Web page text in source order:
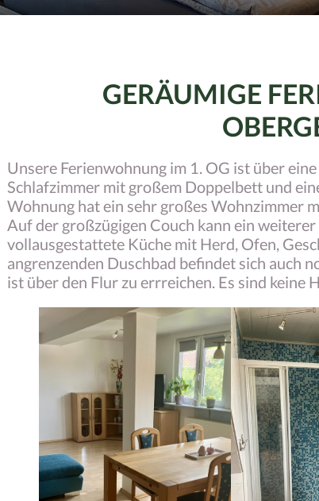
GERÄUMIGE
Unsere Ferienwohnung im 1. OG ist über
Schlafzimmer mit großem Doppelbett und
Wohnung hat ein sehr großes Wohnzimmer
Auf der großzügigen Couch kann ein
vollausgestattete Küche mit Herd, Ofen,
angrenzenden Duschbad befindet sich auch
ist über den Flur zu errreichen. Es sind keine